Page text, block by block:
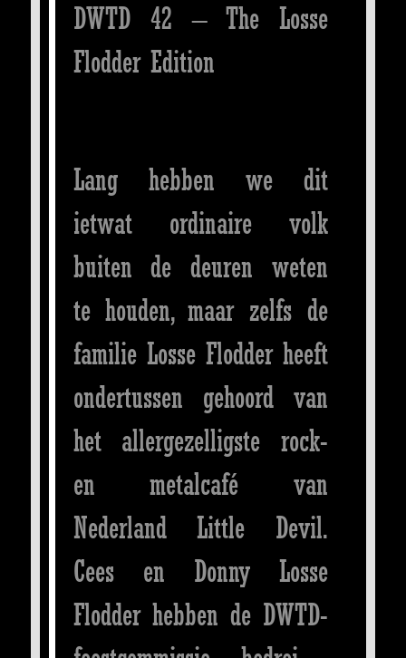
DWTD 42 – The Losse
Flodder Edition
Lang hebben we dit
ietwat ordinaire volk
buiten de deuren weten
te houden, maar zelfs de
familie Losse Flodder heeft
ondertussen gehoord van
het allergezelligste rock-
en metalcafé van
Nederland Little Devil.
Cees en Donny Losse
Flodder hebben de DWTD-